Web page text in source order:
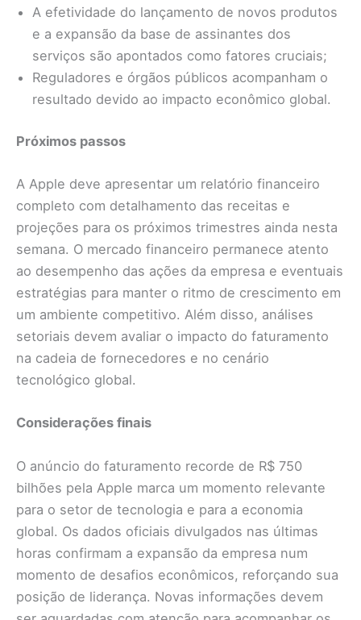
A efetividade do lançamento de novos produtos
e a expansão da base de assinantes dos
serviços são apontados como fatores cruciais;
Reguladores e órgãos públicos acompanham o
resultado devido ao impacto econômico global.
Próximos passos
A Apple deve apresentar um relatório financeiro
completo com detalhamento das receitas e
projeções para os próximos trimestres ainda nesta
semana. O mercado financeiro permanece atento
ao desempenho das ações da empresa e eventuais
estratégias para manter o ritmo de crescimento em
um ambiente competitivo. Além disso, análises
setoriais devem avaliar o impacto do faturamento
na cadeia de fornecedores e no cenário
tecnológico global.
Considerações finais
O anúncio do faturamento recorde de R$ 750
bilhões pela Apple marca um momento relevante
para o setor de tecnologia e para a economia
global. Os dados oficiais divulgados nas últimas
horas confirmam a expansão da empresa num
momento de desafios econômicos, reforçando sua
posição de liderança. Novas informações devem